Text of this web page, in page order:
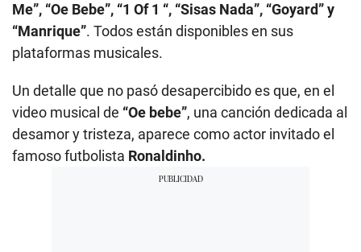
Me”, “Oe Bebe”, “1 Of 1 “, “Sisas Nada”, “Goyard” y
“Manrique”. Todos están disponibles en sus
plataformas musicales.
Un detalle que no pasó desapercibido es que, en el
video musical de “Oe bebe”, una canción dedicada al
desamor y tristeza, aparece como actor invitado el
famoso futbolista Ronaldinho.